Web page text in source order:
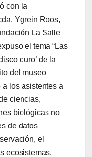
con la
Ygrein Roos,
La Salle
el tema “Las
duro’ de la
del museo
a los asistentes a
ciencias,
biológicas no
de datos
el
ecosistemas.